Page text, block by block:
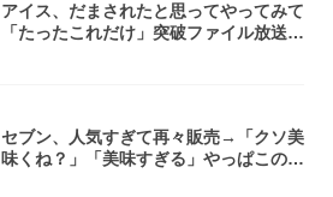
アイス、だまされたと思ってやってみて
「たったこれだけ」突破ファイル放送で
セブン、人気すぎて再々販売→「クソ美
味くね？」「美味すぎる」やっぱこのク